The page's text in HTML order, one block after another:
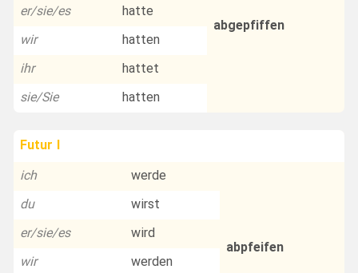
abgepfiffen
er/sie/es
hatte
wir
hatten
ihr
hattet
sie/Sie
hatten
Futur I
ich
werde
abpfeifen
du
wirst
er/sie/es
wird
wir
werden